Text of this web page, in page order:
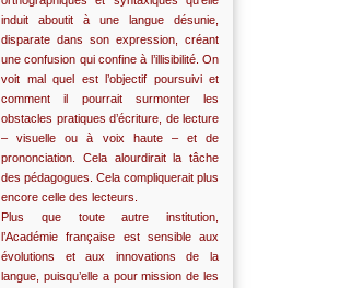
induit aboutit à une langue désunie,
disparate dans son expression, créant
une confusion qui confine à l’illisibilité. On
voit mal quel est l’objectif poursuivi et
comment il pourrait surmonter les
obstacles pratiques d’écriture, de lecture
– visuelle ou à voix haute – et de
prononciation. Cela alourdirait la tâche
des pédagogues. Cela compliquerait plus
encore celle des lecteurs.
Plus que toute autre institution,
l’Académie française est sensible aux
évolutions et aux innovations de la
langue, puisqu’elle a pour mission de les